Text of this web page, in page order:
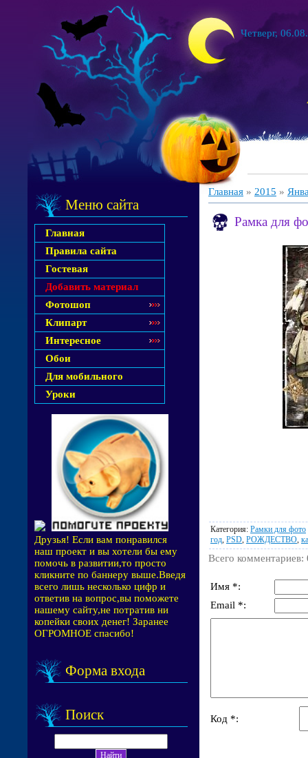
Четверг,
Меню сайта
Главная
Правила сайта
Гостевая
Добавить материал
Фотошоп
Клипарт
Интересное
Обои
Для мобильного
Уроки
Друзья! Если вам понравился
наш проект и вы хотели бы ему
помочь в развитии,то просто
кликните по баннеру выше.Введя
всего лишь несколько цифр и
ответив на вопрос,вы поможете
нашему сайту,не потратив ни
копейки своих денег! Заранее
ОГРОМНОЕ спасибо!
Форма входа
Поиск
Главная » 2015 »
Рамка для
Категория: Рамки для фото
год PSD РОЖДЕСТВО
Всего комментариев:
Имя *:
Email *:
Код *: